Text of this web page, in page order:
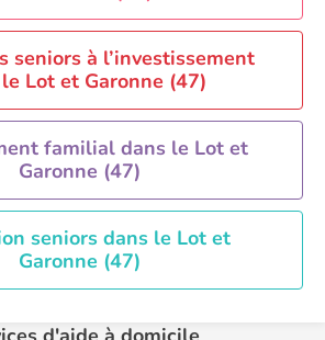
seniors à l’investissement
Lot et Garonne (47)
familial dans le Lot et
Garonne (47)
seniors dans le Lot et
Garonne (47)